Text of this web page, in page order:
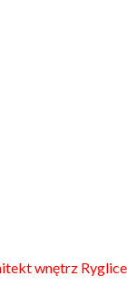
wnętrz